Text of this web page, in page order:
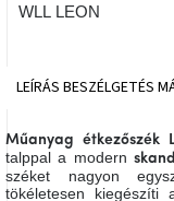
tűz
mellett
ülve
WLL LEON
LEÍRÁS BESZÉLGETÉS
Műanyag étkezőszék
talppal a modern
széket nagyon
tökéletesen kiegészíti